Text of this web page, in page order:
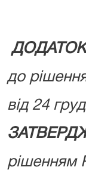
ДОДАТОК
до
від 24
рішенням